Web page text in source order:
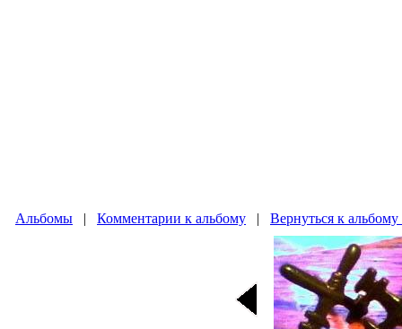
Альбомы | Комментарии к альбому | Вернуться к